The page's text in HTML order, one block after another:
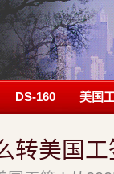
DS-160 美国
转美国工